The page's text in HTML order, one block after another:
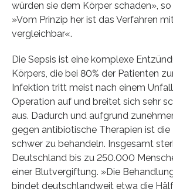
würden sie dem Körper schaden»,
»Vom Prinzip her ist das Verfahren
vergleichbar«.
Die Sepsis ist eine komplexe
Körpers, die bei 80% der Patienten
Infektion tritt meist nach einem
Operation auf und breitet sich sehr
aus. Dadurch und aufgrund
gegen antibiotische Therapien ist
schwer zu behandeln. Insgesamt
Deutschland bis zu 250.000
einer Blutvergiftung. »Die
bindet deutschlandweit etwa die